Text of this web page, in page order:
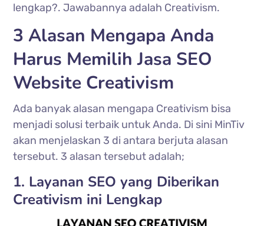
lengkap?. Jawabannya adalah Creativism.
3 Alasan Mengapa Anda
Harus Memilih Jasa SEO
Website Creativism
Ada banyak alasan mengapa Creativism bisa
menjadi solusi terbaik untuk Anda. Di sini MinTiv
akan menjelaskan 3 di antara berjuta alasan
tersebut. 3 alasan tersebut adalah;
1. Layanan SEO yang Diberikan
Creativism ini Lengkap